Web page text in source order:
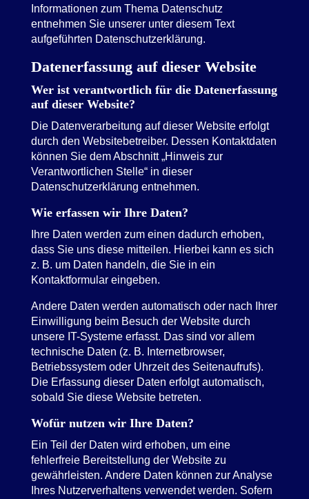
Informationen zum Thema Datenschutz
entnehmen Sie unserer unter diesem Text
aufgeführten Datenschutzerklärung.
Datenerfassung auf dieser Website
Wer ist verantwortlich für die Datenerfassung
auf dieser Website?
Die Datenverarbeitung auf dieser Website erfolgt
durch den Websitebetreiber. Dessen Kontaktdaten
können Sie dem Abschnitt „Hinweis zur
Verantwortlichen Stelle“ in dieser
Datenschutzerklärung entnehmen.
Wie erfassen wir Ihre Daten?
Ihre Daten werden zum einen dadurch erhoben,
dass Sie uns diese mitteilen. Hierbei kann es sich
z. B. um Daten handeln, die Sie in ein
Kontaktformular eingeben.
Andere Daten werden automatisch oder nach Ihrer
Einwilligung beim Besuch der Website durch
unsere IT-Systeme erfasst. Das sind vor allem
technische Daten (z. B. Internetbrowser,
Betriebssystem oder Uhrzeit des Seitenaufrufs).
Die Erfassung dieser Daten erfolgt automatisch,
sobald Sie diese Website betreten.
Wofür nutzen wir Ihre Daten?
Ein Teil der Daten wird erhoben, um eine
fehlerfreie Bereitstellung der Website zu
gewährleisten. Andere Daten können zur Analyse
Ihres Nutzerverhaltens verwendet werden. Sofern